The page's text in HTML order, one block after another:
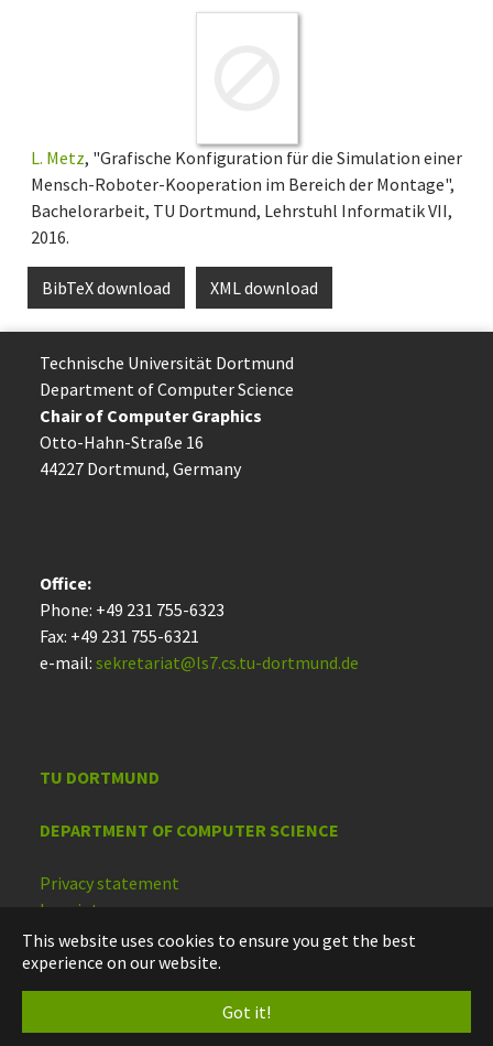
This website uses cookies to ensure you get the best
experience on our website.
Got it!
L. Metz, "Grafische Konfiguration für die Simulation einer
Mensch-Roboter-Kooperation im Bereich der Montage",
Bachelorarbeit, TU Dortmund, Lehrstuhl Informatik VII,
2016.
BibTeX download XML download
Technische Uni­ver­si­tät Dort­mund
Department of Computer Science
Chair of Computer Graphics
Otto-Hahn-Straße 16
44227 Dort­mund, Germany
Office:
Phone: +49 231 755-6323
Fax: +49 231 755-6321
e-mail: sekretariat@ls7.cs.tu-dortmund.de
TU DORTMUND
DEPARTMENT OF COMPUTER SCIENCE
Privacy statement
Imprint
Accessibility
Deutsch